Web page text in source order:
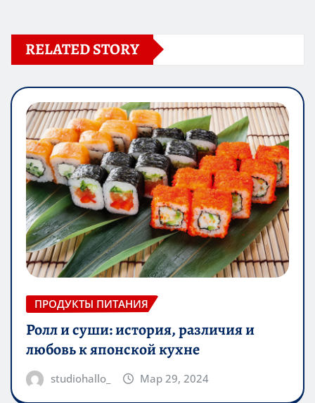
RELATED STORY
ПРОДУКТЫ ПИТАНИЯ
Ролл и суши: история, различия и
любовь к японской кухне
studiohallo_ Мар 29, 2024